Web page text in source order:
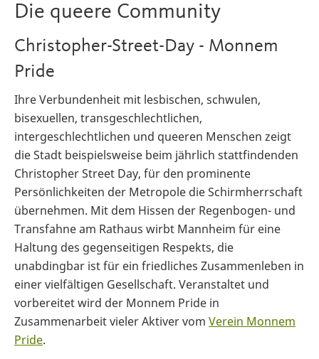
Die queere Community
Christopher-Street-Day - Monnem
Pride
Ihre Verbundenheit mit lesbischen, schwulen,
bisexuellen, transgeschlechtlichen,
intergeschlechtlichen und queeren Menschen zeigt
die Stadt beispielsweise beim jährlich stattfindenden
Christopher Street Day, für den prominente
Persönlichkeiten der Metropole die Schirmherrschaft
übernehmen. Mit dem Hissen der Regenbogen- und
Transfahne am Rathaus wirbt Mannheim für eine
Haltung des gegenseitigen Respekts, die
unabdingbar ist für ein friedliches Zusammenleben in
einer vielfältigen Gesellschaft. Veranstaltet und
vorbereitet wird der Monnem Pride in
Zusammenarbeit vieler Aktiver vom Verein Monnem
Pride.